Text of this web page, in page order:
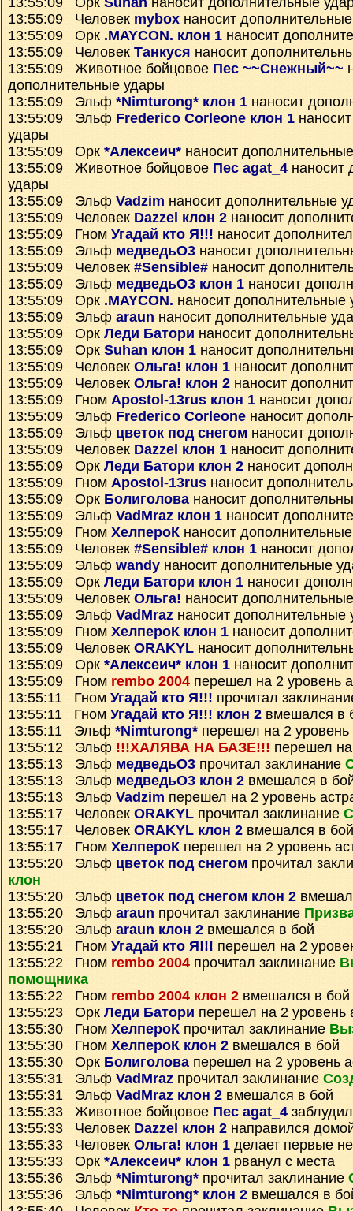
13:55:09 Человек mybox наносит
13:55:09 Орк .MAYCON. клон 1 наносит
13:55:09 Человек Танкуся наносит
13:55:09 Животное бойцовое Пес ~~Снежный~~
дополнительные удары
13:55:09 Эльф *Nimturong* клон 1 наносит
13:55:09 Эльф Frederico Corleone клон 1
удары
13:55:09 Орк *Алексеич* наносит
13:55:09 Животное бойцовое Пес agat_4 наносит
удары
13:55:09 Эльф Vadzim наносит дополнительные
13:55:09 Человек Dazzel клон 2 наносит
13:55:09 Гном Угадай кто Я!!! наносит
13:55:09 Эльф медведьО3 наносит
13:55:09 Человек #Sensible# наносит
13:55:09 Эльф медведьО3 клон 1 наносит
13:55:09 Орк .MAYCON. наносит дополнительные
13:55:09 Эльф araun наносит дополнительные
13:55:09 Орк Леди Батори наносит
13:55:09 Орк Suhan клон 1 наносит
13:55:09 Человек Ольга! клон 1 наносит
13:55:09 Человек Ольга! клон 2 наносит
13:55:09 Гном Apostol-13rus клон 1 наносит
13:55:09 Эльф Frederico Corleone наносит
13:55:09 Эльф цветок под снегом наносит
13:55:09 Человек Dazzel клон 1 наносит
13:55:09 Орк Леди Батори клон 2 наносит
13:55:09 Гном Apostol-13rus наносит
13:55:09 Орк Болиголова наносит
13:55:09 Эльф VadMraz клон 1 наносит
13:55:09 Гном ХелпероК наносит
13:55:09 Человек #Sensible# клон 1 наносит
13:55:09 Эльф wandy наносит дополнительные
13:55:09 Орк Леди Батори клон 1 наносит
13:55:09 Человек Ольга! наносит
13:55:09 Эльф VadMraz наносит дополнительные
13:55:09 Гном ХелпероК клон 1 наносит
13:55:09 Человек ORAKYL наносит
13:55:09 Орк *Алексеич* клон 1 наносит
13:55:09 Гном rembo 2004 перешел на 2 уровень
13:55:11 Гном Угадай кто Я!!! прочитал
13:55:11 Гном Угадай кто Я!!! клон 2 вмешался в
13:55:11 Эльф *Nimturong* перешел на 2 уровень
13:55:12 Эльф !!!ХАЛЯВА НА БАЗЕ!!! перешел
13:55:13 Эльф медведьО3 прочитал заклинание
13:55:13 Эльф медведьО3 клон 2 вмешался в
13:55:13 Эльф Vadzim перешел на 2 уровень
13:55:17 Человек ORAKYL прочитал заклинание
13:55:17 Человек ORAKYL клон 2 вмешался в бой
13:55:17 Гном ХелпероК перешел на 2 уровень
13:55:20 Эльф цветок под снегом прочитал
клон
13:55:20 Эльф цветок под снегом клон 2
13:55:20 Эльф araun прочитал заклинание
13:55:20 Эльф araun клон 2 вмешался в бой
13:55:21 Гном Угадай кто Я!!! перешел на 2
13:55:22 Гном rembo 2004 прочитал заклинание
помощника
13:55:22 Гном rembo 2004 клон 2 вмешался в бой
13:55:23 Орк Леди Батори перешел на 2 уровень
13:55:30 Гном ХелпероК прочитал заклинание
13:55:30 Гном ХелпероК клон 2 вмешался в бой
13:55:30 Орк Болиголоваперешел на 2 уровень
13:55:31 Эльф VadMraz прочитал заклинание
13:55:31 Эльф VadMraz клон 2 вмешался в бой
13:55:33 Животное бойцовое Пес agat_4
13:55:33 Человек Dazzel клон 2 направился
13:55:33 Человек Ольга! клон 1 делает первые
13:55:33 Орк *Алексеич* клон 1 рванул с места
13:55:36 Эльф *Nimturong* прочитал заклинание
13:55:36 Эльф *Nimturong* клон 2 вмешался в